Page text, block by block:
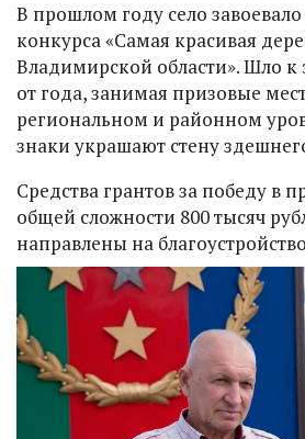
В прошлом году село
конкурса «Самая красивая
Владимирской области». Шло к
от года, занимая призовые
региональном и районном
знаки украшают стену
Средства грантов за победу в
общей сложности 800 тысяч
направлены на